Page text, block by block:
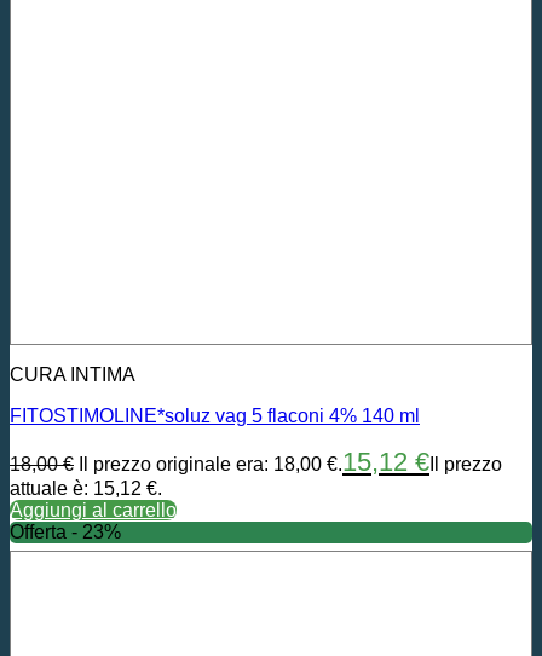
CURA INTIMA
FITOSTIMOLINE*soluz vag 5 flaconi 4% 140 ml
18,00€ Il prezzo originale era: 18,00 €.15,12 € Il prezzo
attuale è: 15,12 €.
Aggiungi al carrello
Offerta - 23%